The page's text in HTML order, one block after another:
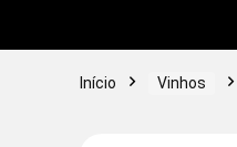
Início Vinhos